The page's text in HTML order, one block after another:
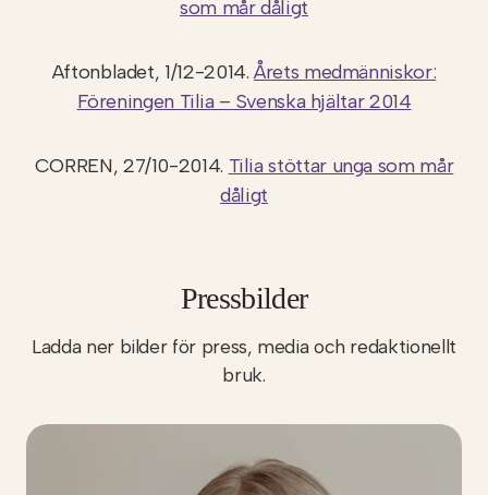
som mår dåligt
Aftonbladet, 1/12-2014.Årets medmänniskor:
Föreningen Tilia – Svenska hjältar 2014
CORREN, 27/10-2014. Tilia stöttar unga som mår
dåligt
Pressbilder
Ladda ner bilder för press, media och redaktionellt
bruk.